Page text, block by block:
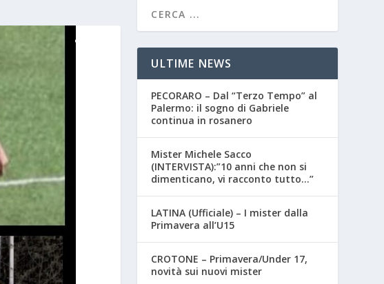
ULTIME NEWS
PECORARO – Dal “Terzo Tempo” al
Palermo: il sogno di Gabriele
continua in rosanero
Mister Michele Sacco
(INTERVISTA):”10 anni che non si
dimenticano, vi racconto tutto…”
LATINA (Ufficiale) – I mister dalla
Primavera all’U15
CROTONE – Primavera/Under 17,
novità sui nuovi mister